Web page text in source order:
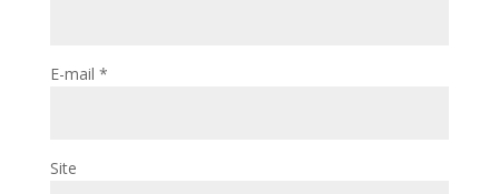
E-mail *
Site